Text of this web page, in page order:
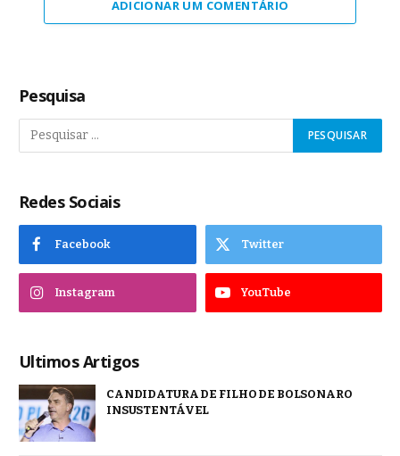
ADICIONAR UM COMENTÁRIO
Pesquisa
Redes Sociais
Facebook Twitter
Instagram YouTube
Ultimos Artigos
CANDIDATURA DE FILHO DE BOLSONARO
INSUSTENTÁVEL